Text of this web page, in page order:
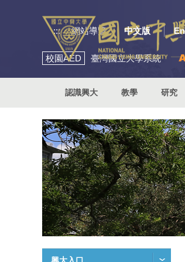
::: 網站導覽 中文版
校園AED 臺灣國立大學系統
認識興大 教學 研究